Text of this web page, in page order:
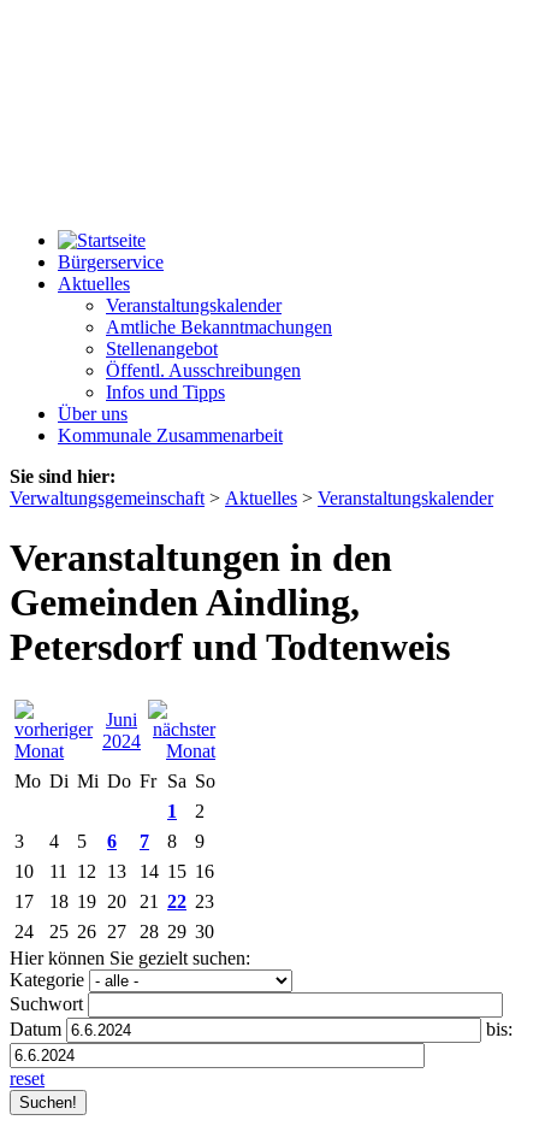
Bürgerservice
Aktuelles
Veranstaltungskalender
Amtliche Bekanntmachungen
Stellenangebot
Öffentl. Ausschreibungen
Infos und Tipps
Über uns
Kommunale Zusammenarbeit
Sie sind hier:
Verwaltungsgemeinschaft > Aktuelles > Veranstaltungskalender
Veranstaltungen in den
Gemeinden Aindling,
Petersdorf und Todtenweis
Juni
2024
Mo Di Mi Do Fr Sa So
1
2
3
4 5 6 7 8
9
10
11 12 13 14 15 16
17
18 19 20 21 22 23
24
25 26 27 28 29 30
Hier können Sie gezielt suchen:
Kategorie
Suchwort
Datum
bis:
reset